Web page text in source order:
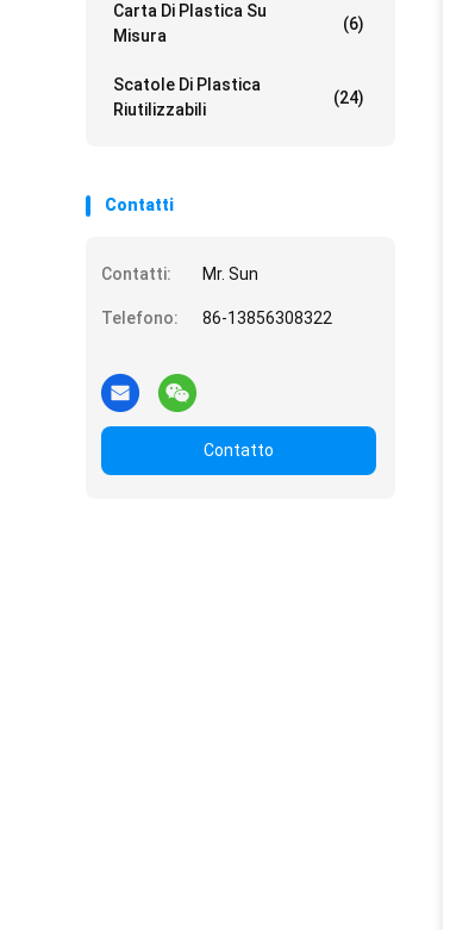
Carta Di Plastica Su
Misura
(6)
Scatole Di Plastica
Riutilizzabili
(24)
Contatti
Contatti: Mr. Sun
Telefono: 86-13856308322
Contatto